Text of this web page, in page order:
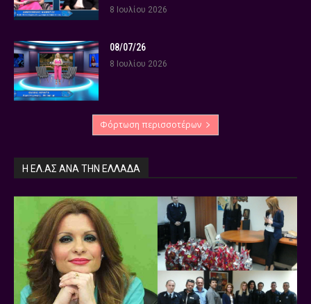
8 Ιουλίου 2026
08/07/26
8 Ιουλίου 2026
Φόρτωση περισσοτέρων
Η ΕΛ.ΑΣ ΑΝΆ ΤΗΝ ΕΛΛΆΔΑ